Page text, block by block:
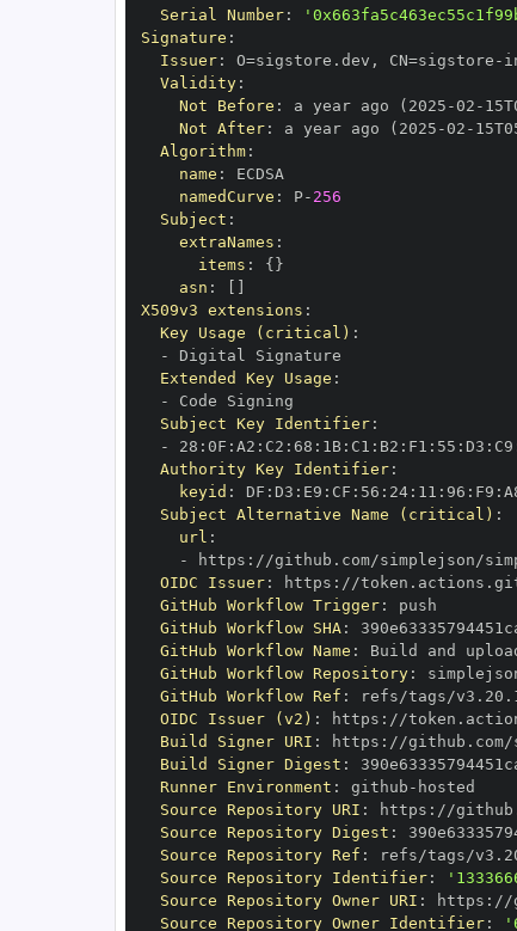
Serial Number:
Signature :
Issuer: O=sigstore.dev , CN=sigstore -
Validity:
Not Before : a year ago (2025 -02 -
Not After: a year ago (2025 -02 -
Algorithm:
name :
namedCurve : P- 256
Subject :
extraNames :
items : { }
asn :
X509v3 extensions :
Key Usage (critical) :
-
Extended Key Usage :
-
Subject Key Identifier:
-
28 : 0F : A2 : C2 : 68 : 1B: C1 : B2 : F1 : 55 : D3 : C9
Authority Key Identifier:
keyid : DF : D3 : E9 : CF : 56 : 24: 11 : 96 : F9 :
Subject Alternative Name (critical) :
url :
-
https : //github.com/simplejson/
OIDC Issuer: https :
GitHub Workflow Trigger:
GitHub Workflow SHA:
GitHub Workflow Name :
GitHub Workflow Repository:
GitHub Workflow Ref :
OIDC Issuer (v2) : https :
Build Signer URI : https : //
Build Signer Digest :
Runner Environment : github -
Source Repository URI : https :
Source Repository Digest :
Source Repository Ref :
Source Repository Identifier:
Source Repository Owner URI : https :
Source Repository Owner Identifier: